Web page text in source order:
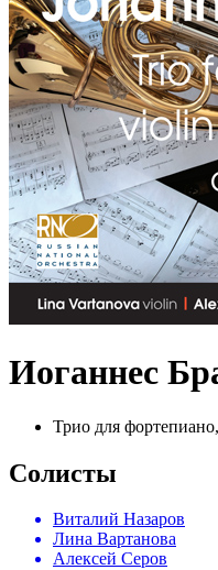
Иоганнес
Трио для
Солисты
Виталий Назаров
Лина Вартанова
Алексей Серов